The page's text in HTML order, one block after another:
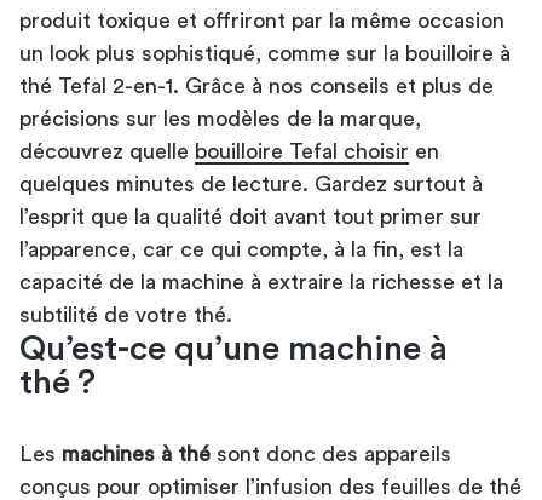
produit toxique et offriront par la même occasion
un look plus sophistiqué, comme sur la bouilloire à
thé Tefal 2-en-1. Grâce à nos conseils et plus de
précisions sur les modèles de la marque,
découvrez quelle bouilloire Tefal choisir en
quelques minutes de lecture. Gardez surtout à
l’esprit que la qualité doit avant tout primer sur
l’apparence, car ce qui compte, à la fin, est la
capacité de la machine à extraire la richesse et la
subtilité de votre thé.
Qu’est-ce qu’une machine à
thé ?
Les machines à thé sont donc des appareils
conçus pour optimiser l’infusion des feuilles de thé